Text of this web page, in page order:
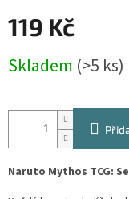
119 Kč
cena:
Skladem (>5 ks)
Naruto Mythos TCG: